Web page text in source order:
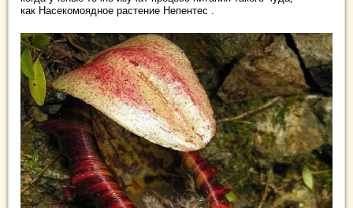
как Насекомоядное растение Непентес .